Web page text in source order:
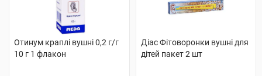
Отинум краплі вушні 0,2 г/г
10 г 1 флакон
Діас Фітоворонки вушні для
дітей пакет 2 шт